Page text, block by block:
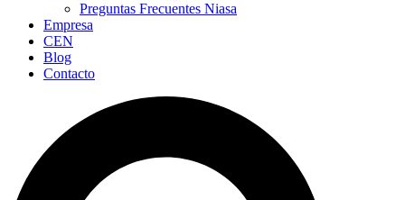
Preguntas Frecuentes Niasa
Empresa
CEN
Blog
Contacto